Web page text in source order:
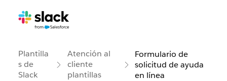
Plantilla
s de
Slack
Atención al
cliente
plantillas
Formulario de
solicitud de ayuda
en línea